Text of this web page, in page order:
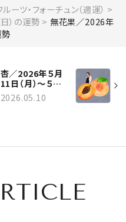
ーツ・フォーチュン（週運）
）の運勢
無花果／2026年
勢
杏／2026年５月
11日（月）～５月
17日（日）の運勢
2026.05.10